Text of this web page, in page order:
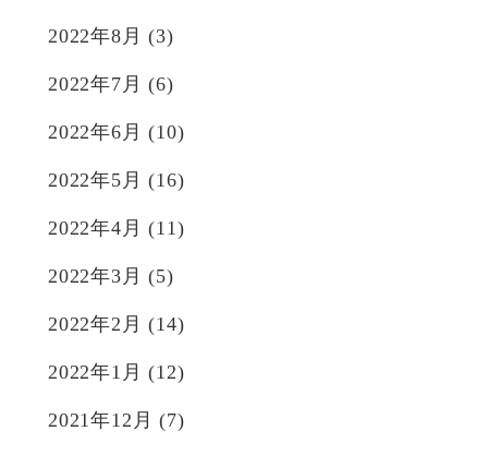
2022年8月 (3)
2022年7月 (6)
2022年6月 (10)
2022年5月 (16)
2022年4月 (11)
2022年3月 (5)
2022年2月 (14)
2022年1月 (12)
2021年12月 (7)